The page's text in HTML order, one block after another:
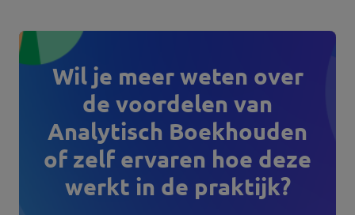
Wil je meer weten over
de voordelen van
Analytisch Boekhouden
of zelf ervaren hoe deze
werkt in de praktijk?